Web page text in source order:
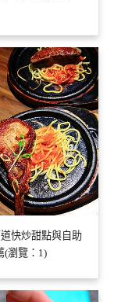
快炒甜點與自助
(瀏覽：1)